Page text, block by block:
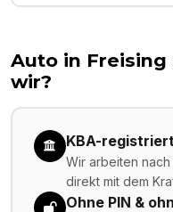
Auto in Freising
wir?
KBA-
Wir arbeiten
direkt mit dem
Ohne PIN &